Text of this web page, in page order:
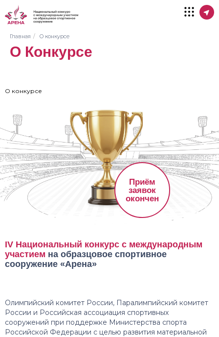
Главная / О конкурсе
О Конкурсе
Олимпийский комитет России, Паралимпийский комитет
России и Российская ассоциация спортивных
сооружений при поддержке Министерства спорта
Российской Федерации с целью развития материальной
О конкурсе
IV Национальный конкурс с международным
участием на образцовое спортивное
сооружение «Арена»
Приём
заявок
окончен